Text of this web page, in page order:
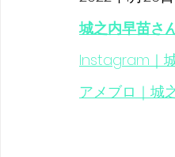
城之内早苗さ
Instagram｜
アメブロ｜城